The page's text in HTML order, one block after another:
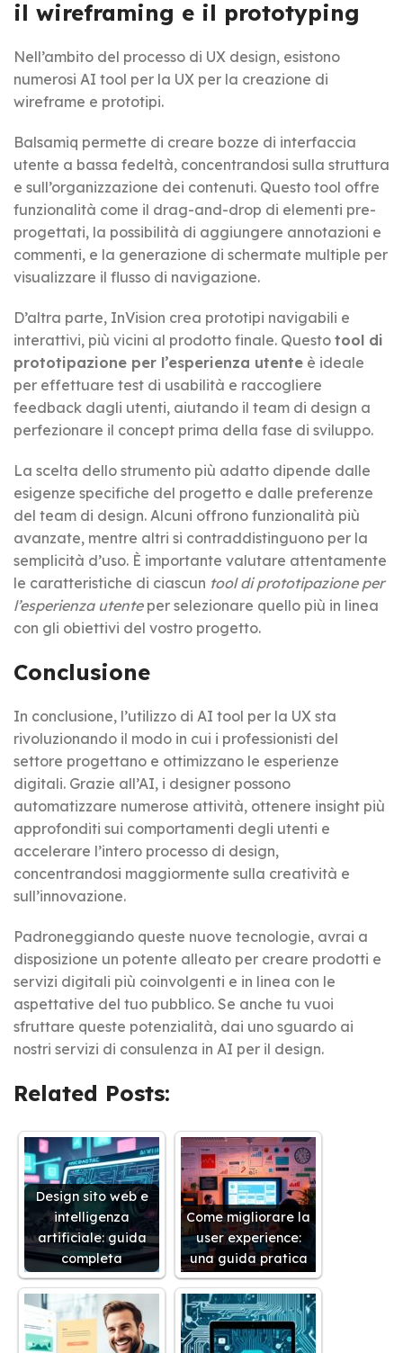
il wireframing e il prototyping
Nell’ambito del processo di UX design, esistono
numerosi AI tool per la UX per la creazione di
wireframe e prototipi.
Balsamiq permette di creare bozze di interfaccia
utente a bassa fedeltà, concentrandosi sulla struttura
e sull’organizzazione dei contenuti. Questo tool offre
funzionalità come il drag-and-drop di elementi pre-
progettati, la possibilità di aggiungere annotazioni e
commenti, e la generazione di schermate multiple per
visualizzare il flusso di navigazione.
D’altra parte, InVision crea prototipi navigabili e
interattivi, più vicini al prodotto finale. Questo tool di
prototipazione per l’esperienza utente è ideale
per effettuare test di usabilità e raccogliere
feedback dagli utenti, aiutando il team di design a
perfezionare il concept prima della fase di sviluppo.
La scelta dello strumento più adatto dipende dalle
esigenze specifiche del progetto e dalle preferenze
del team di design. Alcuni offrono funzionalità più
avanzate, mentre altri si contraddistinguono per la
semplicità d’uso. È importante valutare attentamente
le caratteristiche di ciascun tool di prototipazione per
l’esperienza utenteper selezionare quello più in linea
con gli obiettivi del vostro progetto.
Conclusione
In conclusione, l’utilizzo di AI tool per la UX sta
rivoluzionando il modo in cui i professionisti del
settore progettano e ottimizzano le esperienze
digitali. Grazie all’AI, i designer possono
automatizzare numerose attività, ottenere insight più
approfonditi sui comportamenti degli utenti e
accelerare l’intero processo di design,
concentrandosi maggiormente sulla creatività e
sull’innovazione.
Padroneggiando queste nuove tecnologie, avrai a
disposizione un potente alleato per creare prodotti e
servizi digitali più coinvolgenti e in linea con le
aspettative del tuo pubblico. Se anche tu vuoi
sfruttare queste potenzialità, dai uno sguardo ai
nostri servizi di consulenza in AI per il design.
Related Posts:
Design sito web e
intelligenza
artificiale: guida
completa
Come migliorare la
user experience:
una guida pratica